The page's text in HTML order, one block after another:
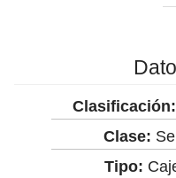
Clasificación:
Clase:
Tipo: